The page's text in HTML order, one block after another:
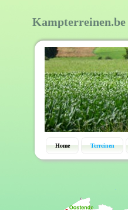
Kampterreinen.be
Home Terreinen